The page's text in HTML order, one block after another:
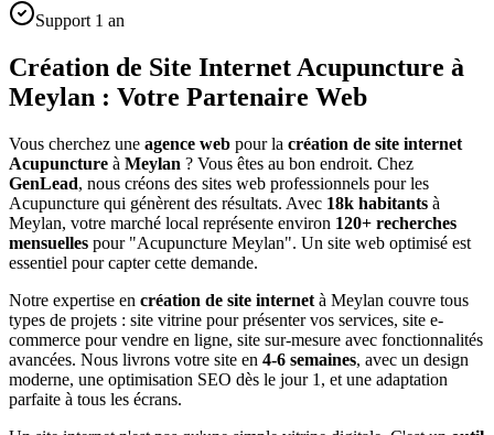
Support 1 an
Création de Site Internet Acupuncture à
Meylan : Votre Partenaire Web
Vous cherchez une agence web pour la création de site internet
Acupuncture à Meylan ? Vous êtes au bon endroit. Chez
GenLead, nous créons des sites web professionnels pour les
Acupuncture qui génèrent des résultats. Avec 18k habitants à
Meylan, votre marché local représente environ 120+ recherches
mensuelles pour "Acupuncture Meylan". Un site web optimisé est
essentiel pour capter cette demande.
Notre expertise en création de site internet à Meylan couvre tous
types de projets : site vitrine pour présenter vos services, site e-
commerce pour vendre en ligne, site sur-mesure avec fonctionnalités
avancées. Nous livrons votre site en 4-6 semaines, avec un design
moderne, une optimisation SEO dès le jour 1, et une adaptation
parfaite à tous les écrans.